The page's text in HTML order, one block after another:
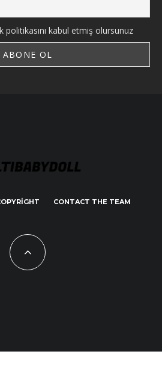
politikasını kabul etmiş olursunuz
CONTACT THE TEAM